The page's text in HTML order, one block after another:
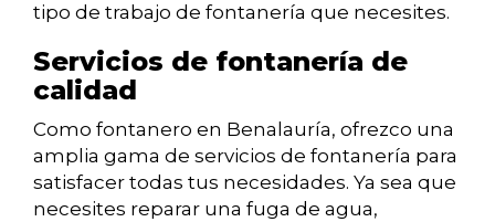
tipo de trabajo de fontanería que necesites.
Servicios de fontanería de
calidad
Como fontanero en Benalauría, ofrezco una
amplia gama de servicios de fontanería para
satisfacer todas tus necesidades. Ya sea que
necesites reparar una fuga de agua,